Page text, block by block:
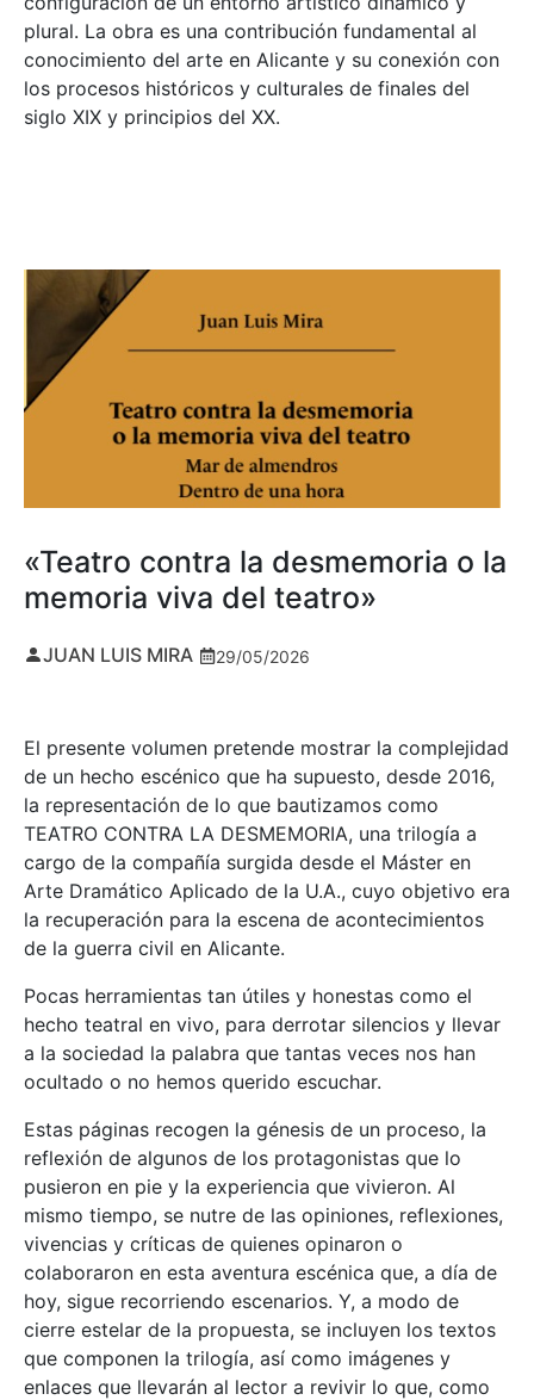
plural. La obra es una contribución fundamental al
conocimiento del arte en Alicante y su conexión con
los procesos históricos y culturales de finales del
siglo XIX y principios del XX.
«Teatro contra la desmemoria o la
memoria viva del teatro»
JUAN LUIS MIRA 29/05/2026
El presente volumen pretende mostrar la complejidad
de un hecho escénico que ha supuesto, desde 2016,
la representación de lo que bautizamos como
TEATRO CONTRA LA DESMEMORIA, una trilogía a
cargo de la compañía surgida desde el Máster en
Arte Dramático Aplicado de la U.A., cuyo objetivo era
la recuperación para la escena de acontecimientos
de la guerra civil en Alicante.
Pocas herramientas tan útiles y honestas como el
hecho teatral en vivo, para derrotar silencios y llevar
a la sociedad la palabra que tantas veces nos han
ocultado o no hemos querido escuchar.
Estas páginas recogen la génesis de un proceso, la
reflexión de algunos de los protagonistas que lo
pusieron en pie y la experiencia que vivieron. Al
mismo tiempo, se nutre de las opiniones, reflexiones,
vivencias y críticas de quienes opinaron o
colaboraron en esta aventura escénica que, a día de
hoy, sigue recorriendo escenarios. Y, a modo de
cierre estelar de la propuesta, se incluyen los textos
que componen la trilogía, así como imágenes y
enlaces que llevarán al lector a revivir lo que, como